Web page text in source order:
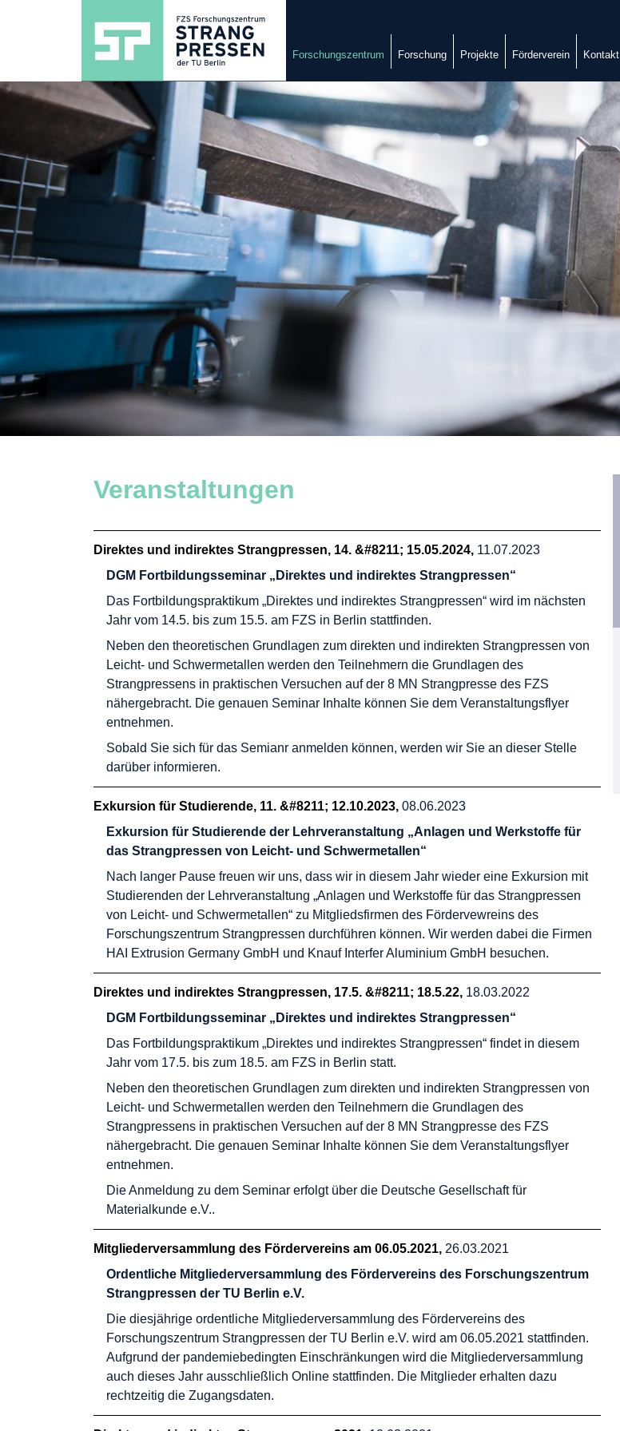
Forschungszentrum Forschung Projekte Förderverein Kontakt
Veranstaltungen
Direktes und indirektes Strangpressen, 14. &#8211; 15.05.2024 11.07.2023
DGM Fortbildungsseminar „Direktes und indirektes Strangpressen“
Das Fortbildungspraktikum „Direktes und indirektes Strangpressen“ wird im nächsten
Jahr vom 14.5. bis zum 15.5. am FZS in Berlin stattfinden.
Neben den theoretischen Grundlagen zum direkten und indirekten Strangpressen von
Leicht- und Schwermetallen werden den Teilnehmern die Grundlagen des
Strangpressens in praktischen Versuchen auf der 8 MN Strangpresse des FZS
nähergebracht. Die genauen Seminar Inhalte können Sie dem Veranstaltungsflyer
entnehmen.
Sobald Sie sich für das Semianr anmelden können, werden wir Sie an dieser Stelle
darüber informieren.
Exkursion für Studierende, 11. &#8211; 12.10.2023 08.06.2023
Exkursion für Studierende der Lehrveranstaltung „Anlagen und Werkstoffe für
das Strangpressen von Leicht- und Schwermetallen“
Nach langer Pause freuen wir uns, dass wir in diesem Jahr wieder eine Exkursion mit
Studierenden der Lehrveranstaltung „Anlagen und Werkstoffe für das Strangpressen
von Leicht- und Schwermetallen“ zu Mitgliedsfirmen des Fördervewreins des
Forschungszentrum Strangpressen durchführen können. Wir werden dabei die Firmen
HAI Extrusion Germany GmbH und Knauf Interfer Aluminium GmbH besuchen.
Direktes und indirektes Strangpressen, 17.5. &#8211; 18.5.22 18.03.2022
DGM Fortbildungsseminar „Direktes und indirektes Strangpressen“
Das Fortbildungspraktikum „Direktes und indirektes Strangpressen“ findet in diesem
Jahr vom 17.5. bis zum 18.5. am FZS in Berlin statt.
Neben den theoretischen Grundlagen zum direkten und indirekten Strangpressen von
Leicht- und Schwermetallen werden den Teilnehmern die Grundlagen des
Strangpressens in praktischen Versuchen auf der 8 MN Strangpresse des FZS
nähergebracht. Die genauen Seminar Inhalte können Sie dem Veranstaltungsflyer
entnehmen.
Die Anmeldung zu dem Seminar erfolgt über die Deutsche Gesellschaft für
Materialkunde e.V..
Mitgliederversammlung des Fördervereins am 06.05.2021 26.03.2021
Ordentliche Mitgliederversammlung des Fördervereins des Forschungszentrum
Strangpressen der TU Berlin e.V.
Die diesjährige ordentliche Mitgliederversammlung des Fördervereins des
Forschungszentrum Strangpressen der TU Berlin e.V. wird am 06.05.2021 stattfinden.
Aufgrund der pandemiebedingten Einschränkungen wird die Mitgliederversammlung
auch dieses Jahr ausschließlich Online stattfinden. Die Mitglieder erhalten dazu
rechtzeitig die Zugangsdaten.